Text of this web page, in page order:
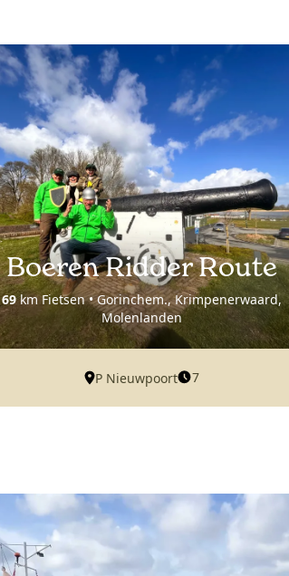
Boeren Ridder Route
69km Fietsen • Gorinchem., Krimpenerwaard,
Molenlanden
P Nieuwpoort 7